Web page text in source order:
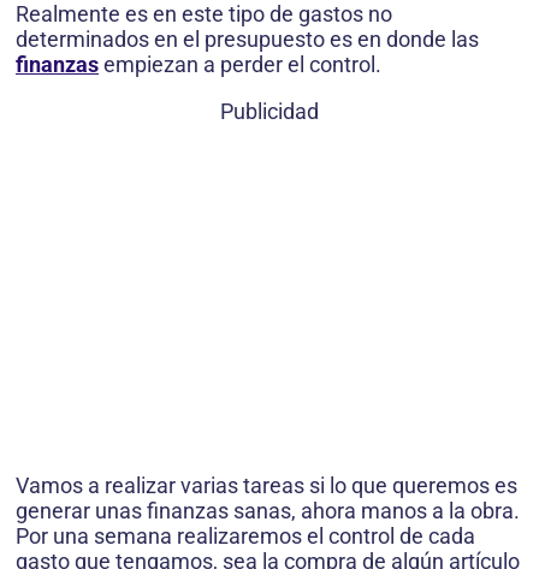
Realmente es en este tipo de gastos no
determinados en el presupuesto es en donde las
finanzasempiezan a perder el control.
Publicidad
Vamos a realizar varias tareas si lo que queremos es
generar unas finanzas sanas, ahora manos a la obra.
Por una semana realizaremos el control de cada
gasto que tengamos, sea la compra de algún artículo